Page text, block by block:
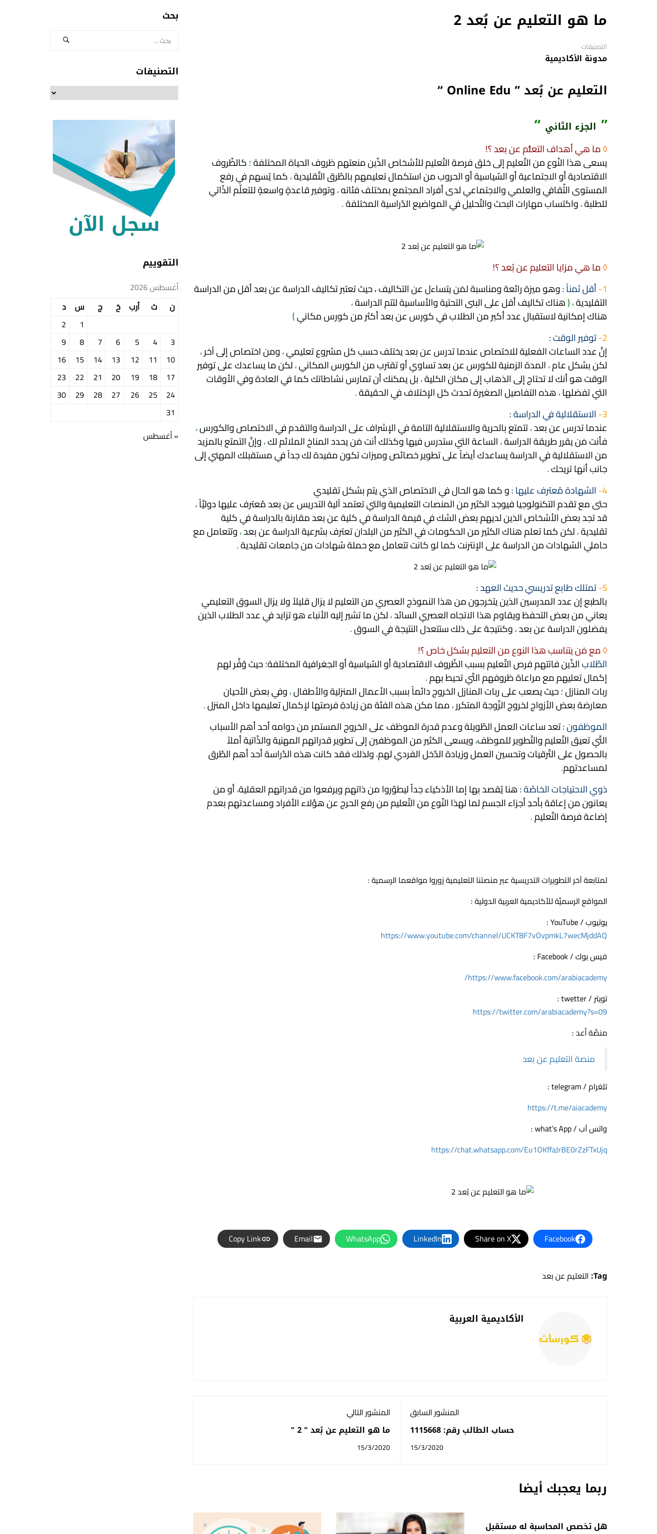
ما هو التعليم عن بُعد 2
التصنيفات
مدونة الأكاديمية
التعليم عن بُعد ” Online Edu “
” الجزء الثاني “
◊ما هي أهداف التعلُّم عن بعد ؟!
يسعى هذا النّوع من التّعليم إلى خلق فرصةِ التّعليم للأشخاص الذّين منعتهم ظروف الحياة المختلفة؛كالظّروف
الاقتصادية أو الاجتماعية أو السّياسية أو الحروب من استكمال تعليمهم بالطّرق التّقليدية،كما يُسهم في رفع
المستوى الثّقافي والعلمي والاجتماعي لدى أفراد المجتمع بمختلف فئاته،وتوفير قاعدةٍ واسعةٍ للتعلّم الذّاتي
للطلبة،واكتساب مهارات البحث والتّحليل في المواضيع الدّراسية المختلفة.
◊ما هي مزايا التعليم عن بُعد ؟!
1- أقل ثمناً :وهو ميزة رائعة ومناسبة لمَن يتساءل عن التكاليف ، حيث تعتبر تكاليف الدراسة عن بعد أقل من الدراسة
التقليدية،(هناك تكاليف أقل على البنى التحتية والأساسية لتتم الدراسة،
هناك إمكانية لاستقبال عدد أكبر من الطلاب في كورس عن بعد أكثر من كورس مكاني)
2- توفير الوقت :
إنَّ عدد الساعات الفعلية للاختصاص عندما تدرس عن بعد يختلف حسب كل مشروع تعليمي،ومن اختصاص إلى آخر،
لكن بشكل عام،المدة الزمنية للكورس عن بعد تساوي أو تقترب من الكورس المكاني،لكن ما يساعدك على توفير
الوقت هو أنك لا تحتاج إلى الذهاب إلى مكان الكلية،بل يمكنك أن تمارس نشاطاتك كما في العادة وفي الأوقات
التي تفضلها،هذه التفاصيل الصغيرة تحدث كل الإختلاف في الحقيقة.
3- الاستقلالية في الدراسة :
عندما تدرس عن بعد،تتمتع بالحرية والاستقلالية التامة في الإشراف على الدراسة والتقدم في الاختصاص والكورس،
فأنت مَن يقرر طريقة الدراسة،الساعة التي ستدرس فيها وكذلك أنت مَن يحدد المناخ الملائم لك،وإنَّ التمتع بالمزيد
من الاستقلالية في الدراسة يساعدك أيضاً على تطوير خصائص وميزات تكون مفيدة لك جداً في مستقبلك المهني إلى
جانب أنها تريحك.
4- الشهادة مُعترف عليها :و كما هو الحال في الاختصاص الذي يتم بشكل تقليدي
حتى مع تقدم التكنولوجيا فيوجد الكثير من المنصات التعليمية والتي تعتمد آلية التدريس عن بعد مُعترف عليها دوليَّاً،
قد تجد بعض الأشخاص الذين لديهم بعض الشك في قيمة الدراسة في كلية عن بعد مقارنة بالدراسة في كلية
تقليدية،لكن كما تعلم هناك الكثير من الحكومات في الكثير من البلدان تعترف بشرعية الدراسة عن بعد،وتتعامل مع
حاملي الشهادات من الدراسةعلى الإنترنت كما لو كانت تتعامل مع حملة شهادات من جامعات تقليدية.
5- تمتلك طابع تدريسي حديث العهد :
بالطبع إن عدد المدرسين الذين يتخرجون من هذا النموذج العصري من التعليم لا يزال قليلاً ولا يزال السوق التعليمي
يعاني من بعض التحفظ ويقاوم هذا الاتجاه العصري السائد،لكن ما تشير إليه الأنباء هو تزايد في عدد الطلاب الذين
يفضلون الدراسة عن بعد،وكنتيجة على ذلك ستتعدل النتيجة في السوق.
◊مع مَن يتناسب هذا النوع من التعليم بشكل خاص ؟!
الطّلابالذّين فاتتهم فرص التّعليم بسبب الظّروف الاقتصادية أو السّياسية أو الجغرافية المختلفة؛حيث وُفِّر لهم
إكمال تعليهم مع مراعاة ظروفهم التّي تحيط بهم.
ربات المنازل؛حيث يصعب على ربات المنازل الخروج دائماً بسبب الأعمال المنزلية والأطفال،وفي بعض الأحيان
معارضة بعض الأزواج لخروج الزّوجة المتكرر،مما مكن هذه الفئة من زيادةِ فرصتها لإكمال تعليمها داخل المنزل.
الموظفون :تعد ساعات العمل الطّويلة وعدم قدرة الموظف على الخروج المستمر من دوامه أحد أهم الأسباب
التّي تعيق التّعليم والتّطوير للموظف،ويسعى الكثير من الموظفين إلى تطوير قدراتهم المهنية والذّاتية أملاً
بالحصول على التّرقيات وتحسين العمل وزيادة الدّخل الفردي لهم،ولذلك فقد كانت هذه الدّراسة أحد أهم الطّرق
لمساعدتهم.
ذوي الاحتياجات الخاصّة :هنا يُقصد بها إما الأذكياء جداّ ليطوّروا من ذاتهم ويرفعوا من قدراتهم العقلية،أو من
يعانون من إعاقة بأحدِ أجزاء الجسم لما لهذا النّوع من التّعليم من رفع الحرج عن هؤلاء الأفراد ومساعدتهم بعدم
إضاعة فرصة التّعليم.
لمتابعة آخر التطويرات التدريسية عبر منصتنا التعليمية زوروا مواقعما الرسمية :
المواقع الرسميَّة للأكاديمية العربية الدولية :
يوتيوب / YouTube :
https://www.youtube.com/channel/UCKT8F7vOvpmkL7wecMjddAQ
فيس بوك / Facebook :
https://www.facebook.com/arabiacademy/
تويتر / twetter :
https://twitter.com/arabiacademy?s=09
منصَّة أعد :
منصة التعليم عن بعد
تلغرام / telegram :
https://t.me/aiacademy
واتس آب / what’s App :
https://chat.whatsapp.com/Eu1OKffaJrBE0rZzFTxUjq
Facebook
Share on X
LinkedIn
WhatsApp
Email
Copy Link
Tag: التعليم عن بعد
الأكاديمية العربية
المنشور السابق
حساب الطالب رقم: 1115668
15/3/2020
المنشور التالي
ما هو التعليم عن بُعد " 2 "
15/3/2020
ربما يعجبك أيضا
هل تخصص المحاسبة له مستقبل
بحث
التصنيفات
التقوييم
أغسطس 2026
ن
ث أرب خ ج س
د
1
2
3
4
5
6
7
8
9
10
11
12
13
14
15
16
17
18
19
20
21
22
23
24
25
26
27
28
29
30
31
« أغسطس